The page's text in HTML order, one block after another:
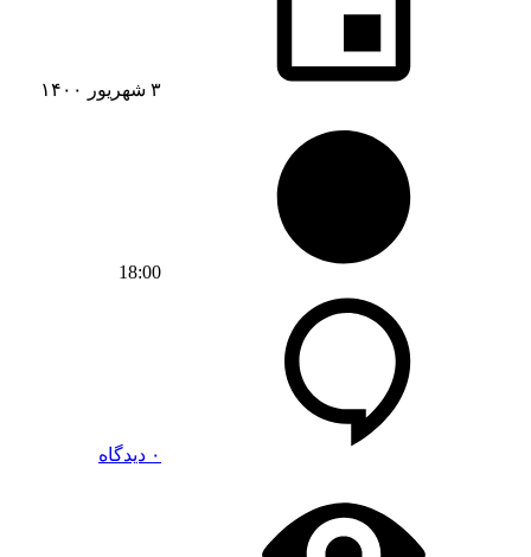
۳ شهریور ۱۴۰۰
18:00
۰ دیدگاه